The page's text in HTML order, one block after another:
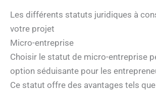
Les différents statuts juridiques à
votre projet
Micro-entreprise
Choisir le statut de micro-entreprise
option séduisante pour les
Ce statut offre des avantages tels